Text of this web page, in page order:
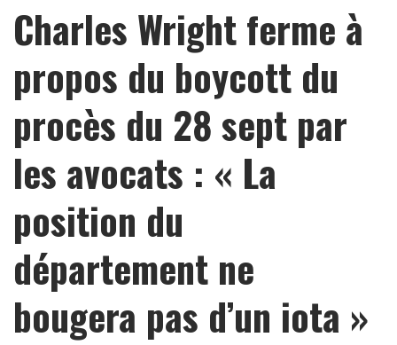
Charles Wright ferme à
propos du boycott du
procès du 28 sept par
les avocats : « La
position du
département ne
bougera pas d’un iota »